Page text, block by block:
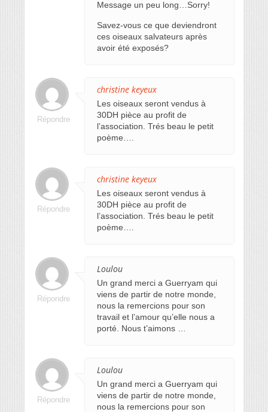
Message un peu long…Sorry!
Savez-vous ce que deviendront
ces oiseaux salvateurs après
avoir été exposés?
christine keyeux
Les oiseaux seront vendus à
30DH pièce au profit de
l’association. Trés beau le petit
poème….
Répondre
christine keyeux
Les oiseaux seront vendus à
30DH pièce au profit de
l’association. Trés beau le petit
poème….
Répondre
Loulou
Un grand merci a Guerryam qui
viens de partir de notre monde,
nous la remercions pour son
travail et l’amour qu’elle nous a
porté. Nous t’aimons …
Répondre
Loulou
Un grand merci a Guerryam qui
viens de partir de notre monde,
nous la remercions pour son
Répondre